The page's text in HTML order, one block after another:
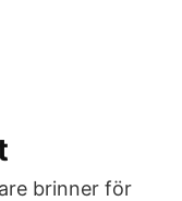
brinner för